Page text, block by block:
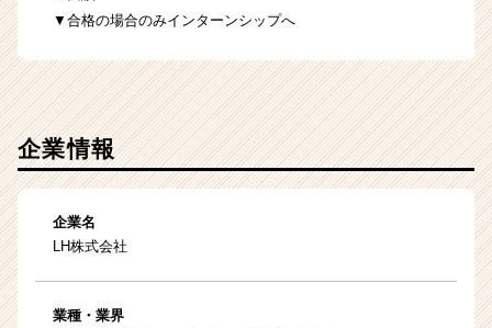
▼合格の場合のみインターンシップへ
企業情報
企業名
LH株式会社
業種・業界